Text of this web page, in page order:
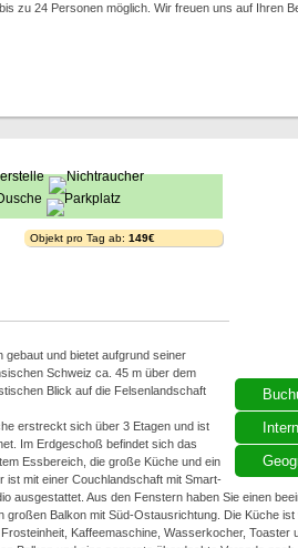
zu 24 Personen möglich. Wir freuen uns auf Ihren
Objekt pro Tag ab: 149€
und bietet aufgrund seiner
Schweiz ca. 45 m über dem
Blick auf die Felsenlandschaft
erstreckt sich über 3 Etagen und ist
Im Erdgeschoß befindet sich das
Essbereich, die große Küche und ein
mit einer Couchlandschaft mit Smart-
ausgestattet. Aus den Fenstern haben Sie einen
großen Balkon mit Süd-Ostausrichtung. Die Küche
Kaffeemaschine, Wasserkocher, Toaster